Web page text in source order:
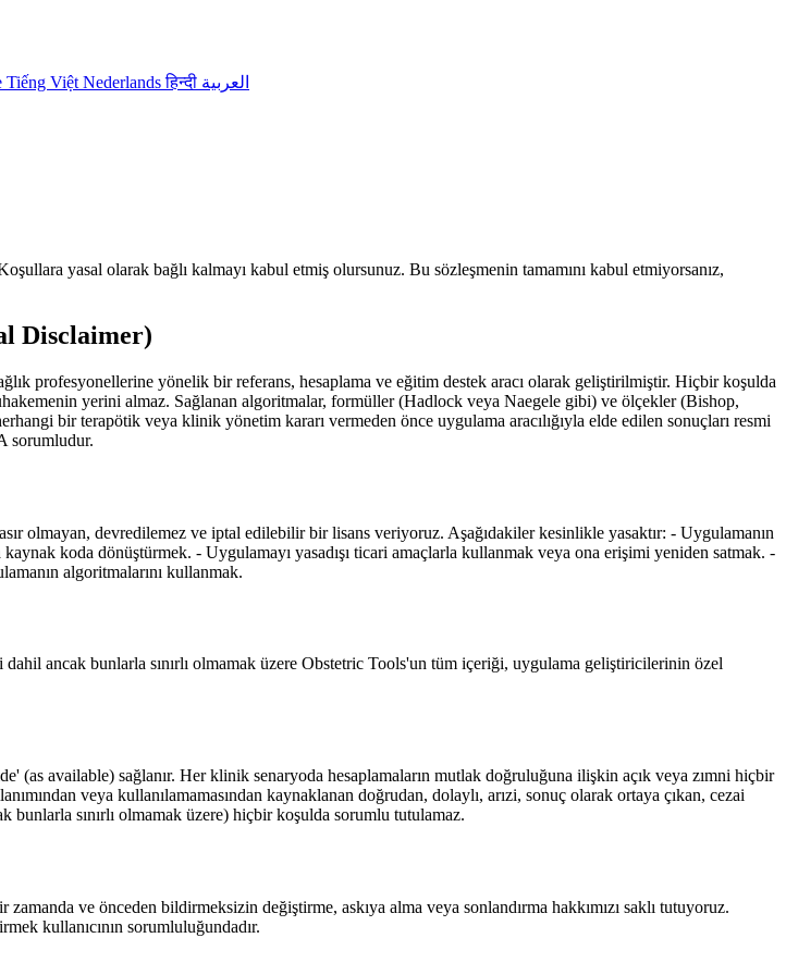
Tiếng Việt Nederlandsहिन्दी العربية
yasal olarak bağlı kalmayı kabul etmiş olursunuz. Bu sözleşmenin tamamını kabul etmiyorsanız,
Disclaimer)
profesyonellerine yönelik bir referans, hesaplama ve eğitim destek aracı olarak geliştirilmiştir. Hiçbir koşulda
yerini almaz. Sağlanan algoritmalar, formüller (Hadlock veya Naegele gibi) ve ölçekler (Bishop,
bir terapötik veya klinik yönetim kararı vermeden önce uygulama aracılığıyla elde edilen sonuçları resmi
sorumludur.
olmayan, devredilemez ve iptal edilebilir bir lisans veriyoruz. Aşağıdakiler kesinlikle yasaktır: - Uygulamanın
koda dönüştürmek. - Uygulamayı yasadışı ticari amaçlarla kullanmak veya ona erişimi yeniden satmak. -
algoritmalarını kullanmak.
ancak bunlarla sınırlı olmamak üzere Obstetric Tools'un tüm içeriği, uygulama geliştiricilerinin özel
available) sağlanır. Her klinik senaryoda hesaplamaların mutlak doğruluğuna ilişkin açık veya zımni hiçbir
veya kullanılamamasından kaynaklanan doğrudan, dolaylı, arızi, sonuç olarak ortaya çıkan, cezai
bunlarla sınırlı olmamak üzere) hiçbir koşulda sorumlu tutulamaz.
ve önceden bildirmeksizin değiştirme, askıya alma veya sonlandırma hakkımızı saklı tutuyoruz.
kullanıcının sorumluluğundadır.